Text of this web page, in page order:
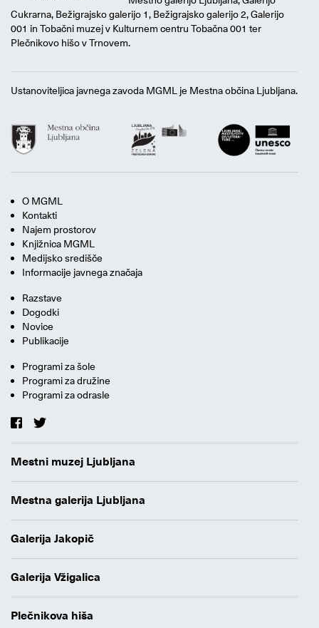
Cukrarna, Bežigrajsko galerijo 1, Bežigrajsko galerijo 2, Galerijo
001 in Tobačni muzej v Kulturnem centru Tobačna 001 ter
Plečnikovo hišo v Trnovem.
Ustanoviteljica javnega zavoda MGML je Mestna občina Ljubljana.
O MGML
Kontakti
Najem prostorov
Knjižnica MGML
Medijsko središče
Informacije javnega značaja
Razstave
Dogodki
Novice
Publikacije
Programi za šole
Programi za družine
Programi za odrasle
Mestni muzej Ljubljana
Mestna galerija Ljubljana
Galerija Jakopič
Galerija Vžigalica
Plečnikova hiša